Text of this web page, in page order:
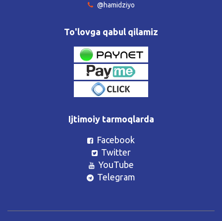
@hamidziyo
To'lovga qabul qilamiz
Ijtimoiy tarmoqlarda
Facebook
Twitter
YouTube
Telegram